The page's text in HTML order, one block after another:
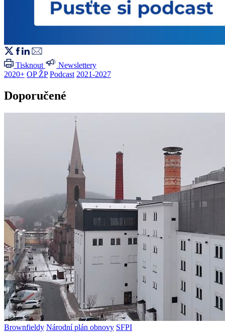
Tisknout
Newslettery
2020+ OP ŽP Podcast 2021-2027
Doporučené
Brownfieldy Národní plán obnovy SFPI